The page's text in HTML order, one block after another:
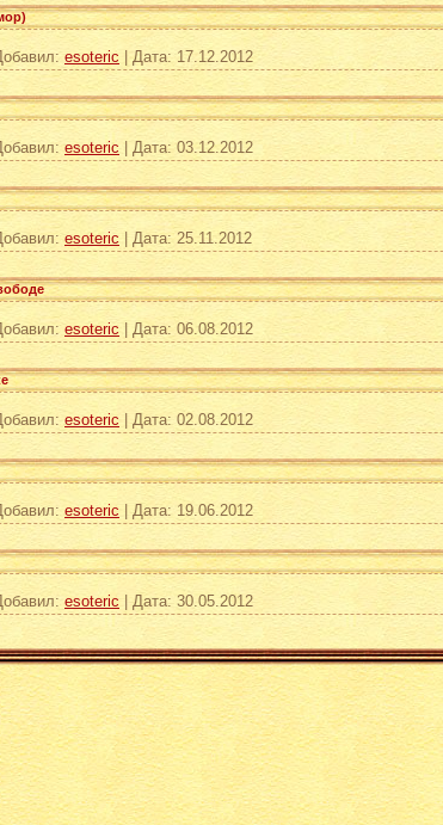
esoteric Дата: 17.12.2012
esoteric Дата: 03.12.2012
esoteric Дата: 25.11.2012
esoteric Дата: 06.08.2012
esoteric Дата: 02.08.2012
esoteric Дата: 19.06.2012
esoteric Дата: 30.05.2012